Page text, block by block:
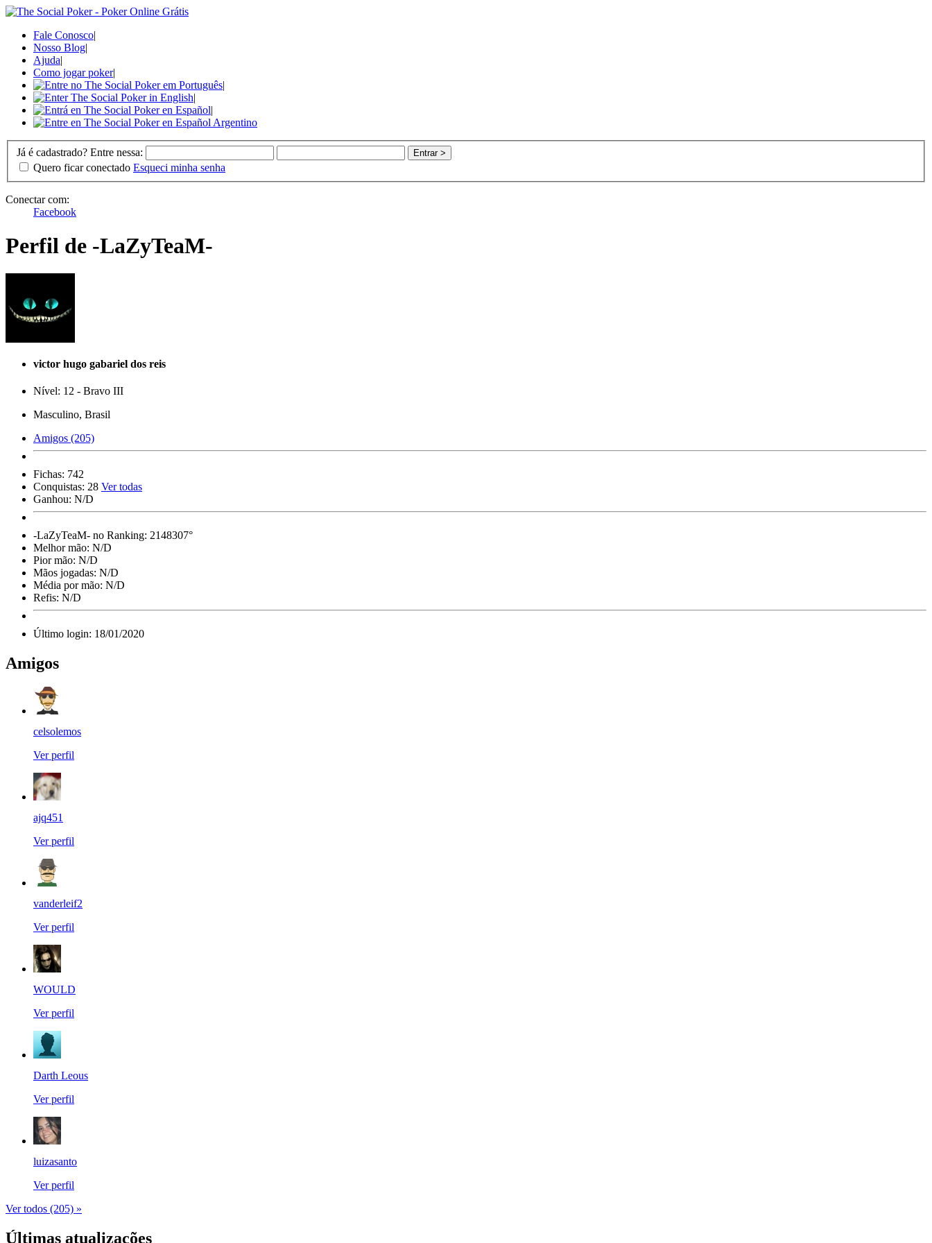
Fale Conosco|
Nosso Blog|
Ajuda|
Como jogar poker|
|
|
|
Já é cadastrado? Entre nessa:
Quero ficar conectado Esqueci minha senha
Conectar com:
Facebook
Perfil de -LaZyTeaM-
victor hugo gabariel dos reis
Nível: 12 - Bravo III
Masculino, Brasil
Amigos (205)
Fichas: 742
Conquistas: 28 Ver todas
Ganhou: N/D
-LaZyTeaM- no Ranking: 2148307°
Melhor mão: N/D
Pior mão: N/D
Mãos jogadas: N/D
Média por mão: N/D
Refis: N/D
Último login: 18/01/2020
Amigos
celsolemos
Ver perfil
ajq451
Ver perfil
vanderleif2
Ver perfil
WOULD
Ver perfil
Darth Leous
Ver perfil
luizasanto
Ver perfil
Ver todos (205) »
Últimas atualizações